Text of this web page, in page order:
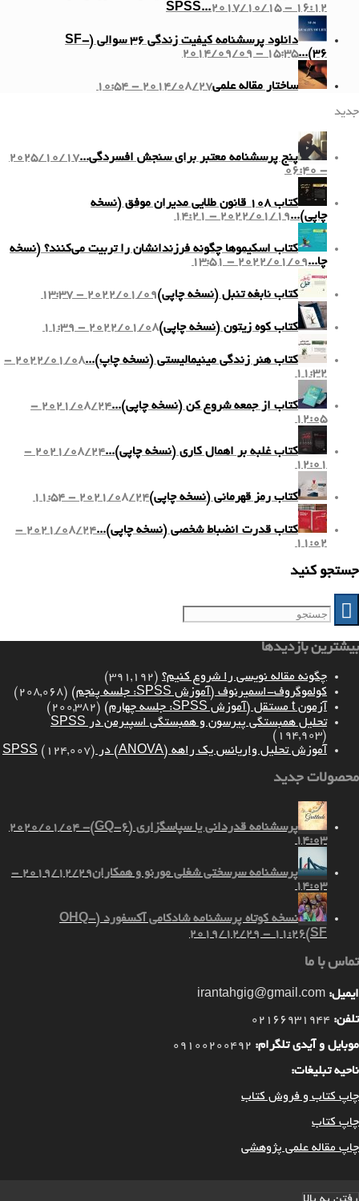
SPSS...2017/10/15 - 16:12
دانلود پرسشنامه کیفیت زندگی ۳۶ سوالی (SF-
36)...
2014/09/09 - 15:35
ساختار مقاله علمی2014/08/27 - 10:54
جدید
پنج پرسشنامه معتبر برای سنجش افسردگی...2025/10/17
- 06:40
کتاب ۱۰۸ قانون طلایی مدیران موفق (نسخه
چاپی)...2022/01/19 - 14:21
کتاب اسکیموها چگونه فرزندانشان را تربیت می‌کنند؟ (نسخه
چا...2022/01/09 - 13:51
کتاب نابغه تنبل (نسخه چاپی)2022/01/09 - 13:37
کتاب کوه زیتون (نسخه چاپی)2022/01/08 - 11:39
کتاب هنر زندگی مینیمالیستی (نسخه چاپ)...
2022/01/08 -
11:32
کتاب از جمعه شروع کن (نسخه چاپی)...
2021/08/24 -
12:05
کتاب غلبه بر اهمال کاری (نسخه چاپی)...
2021/08/24 -
12:01
کتاب رمز قهرمانی (نسخه چاپی)2021/08/24 - 11:54
کتاب قدرت انضباط شخصی (نسخه چاپی)...
2021/08/24 -
11:02
جستجو کنید
بیشترین بازدیدها
چگونه مقاله نویسی را شروع کنیم؟ (391,192)
کولموگروف-اسمیرنوف (آموزش SPSS: جلسه پنجم)
(208,068)
آزمون t مستقل (آموزش SPSS: جلسه چهارم)
(200,382)
تحلیل همبستگی پیرسون و همبستگی اسپیرمن در SPSS
(194,903)
آموزش تحلیل واریانس یک راهه (ANOVA) در SPSS
(124,007)
محصولات جدید
پرسشنامه قدردانی یا سپاسگزاری (GQ-6)
2020/01/04 -
14:03
پرسشنامه سرسختی شغلی مورنو و همکاران
2019/12/29 -
14:03
نسخه کوتاه پرسشنامه شادکامی آکسفورد (OHQ-
SF)
2019/12/29 - 11:26
تماس با ما
ایمیل:
تلفن:
موبایل و آیدی تلگرام: 09100200492
ناحیه تبلیغات:
چاپ کتاب و فروش کتاب
چاپ کتاب
چاپ مقاله علمی پژوهشی